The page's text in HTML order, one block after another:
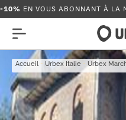
-10% EN VOUS ABONNANT À LA
Accueil - Urbex Italie - Urbex